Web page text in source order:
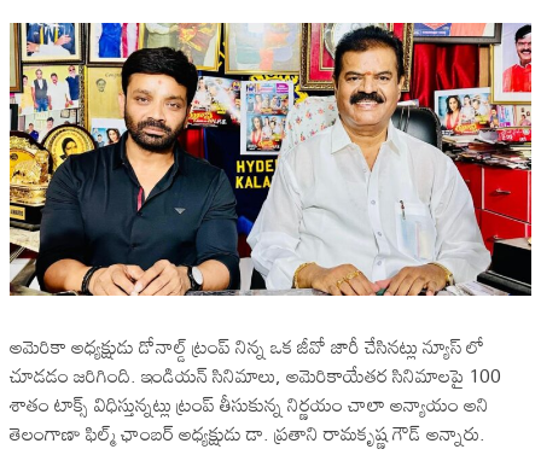
అమెరికా అధ్యక్షుడు డోనాల్డ్ ట్రంప్ నిన్న ఒక జీవో జారీ చేసినట్లు న్యూస్ లో
చూడడం జరిగింది. ఇండియన్ సినిమాలు, అమెరికాయేతర సినిమాలపై 100
శాతం టాక్స్ విధిస్తున్నట్లు ట్రంప్ తీసుకున్న నిర్ణయం చాలా అన్యాయం అని
తెలంగాణా ఫిల్మ్ ఛాంబర్ అధ్యక్షుడు డా. ప్రతాని రామకృష్ణ గౌడ్ అన్నారు.